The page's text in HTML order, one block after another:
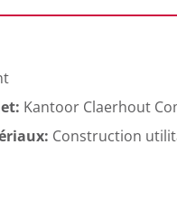
Kantoor Claerhout
Construction